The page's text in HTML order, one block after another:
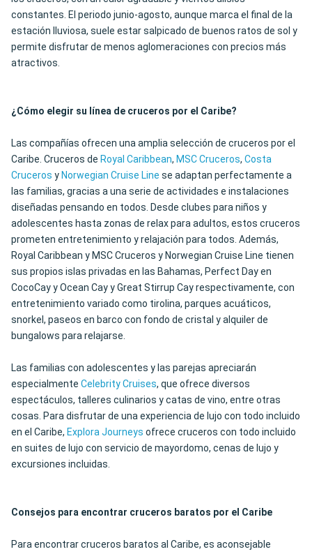
constantes. El periodo junio-agosto, aunque marca el final de la
estación lluviosa, suele estar salpicado de buenos ratos de sol y
permite disfrutar de menos aglomeraciones con precios más
atractivos.
¿Cómo elegir su línea de cruceros por el Caribe?
Las compañías ofrecen una amplia selección de cruceros por el
Caribe. Cruceros de Royal Caribbean, MSC Cruceros, Costa
Cruceros y Norwegian Cruise Line se adaptan perfectamente a
las familias, gracias a una serie de actividades e instalaciones
diseñadas pensando en todos. Desde clubes para niños y
adolescentes hasta zonas de relax para adultos, estos cruceros
prometen entretenimiento y relajación para todos. Además,
Royal Caribbean y MSC Cruceros y Norwegian Cruise Line tienen
sus propios islas privadas en las Bahamas, Perfect Day en
CocoCay y Ocean Cay y Great Stirrup Cay respectivamente, con
entretenimiento variado como tirolina, parques acuáticos,
snorkel, paseos en barco con fondo de cristal y alquiler de
bungalows para relajarse.
Las familias con adolescentes y las parejas apreciarán
especialmente Celebrity Cruises, que ofrece diversos
espectáculos, talleres culinarios y catas de vino, entre otras
cosas. Para disfrutar de una experiencia de lujo con todo incluido
en el Caribe, Explora Journeys ofrece cruceros con todo incluido
en suites de lujo con servicio de mayordomo, cenas de lujo y
excursiones incluidas.
Consejos para encontrar cruceros baratos por el Caribe
Para encontrar cruceros baratos al Caribe, es aconsejable